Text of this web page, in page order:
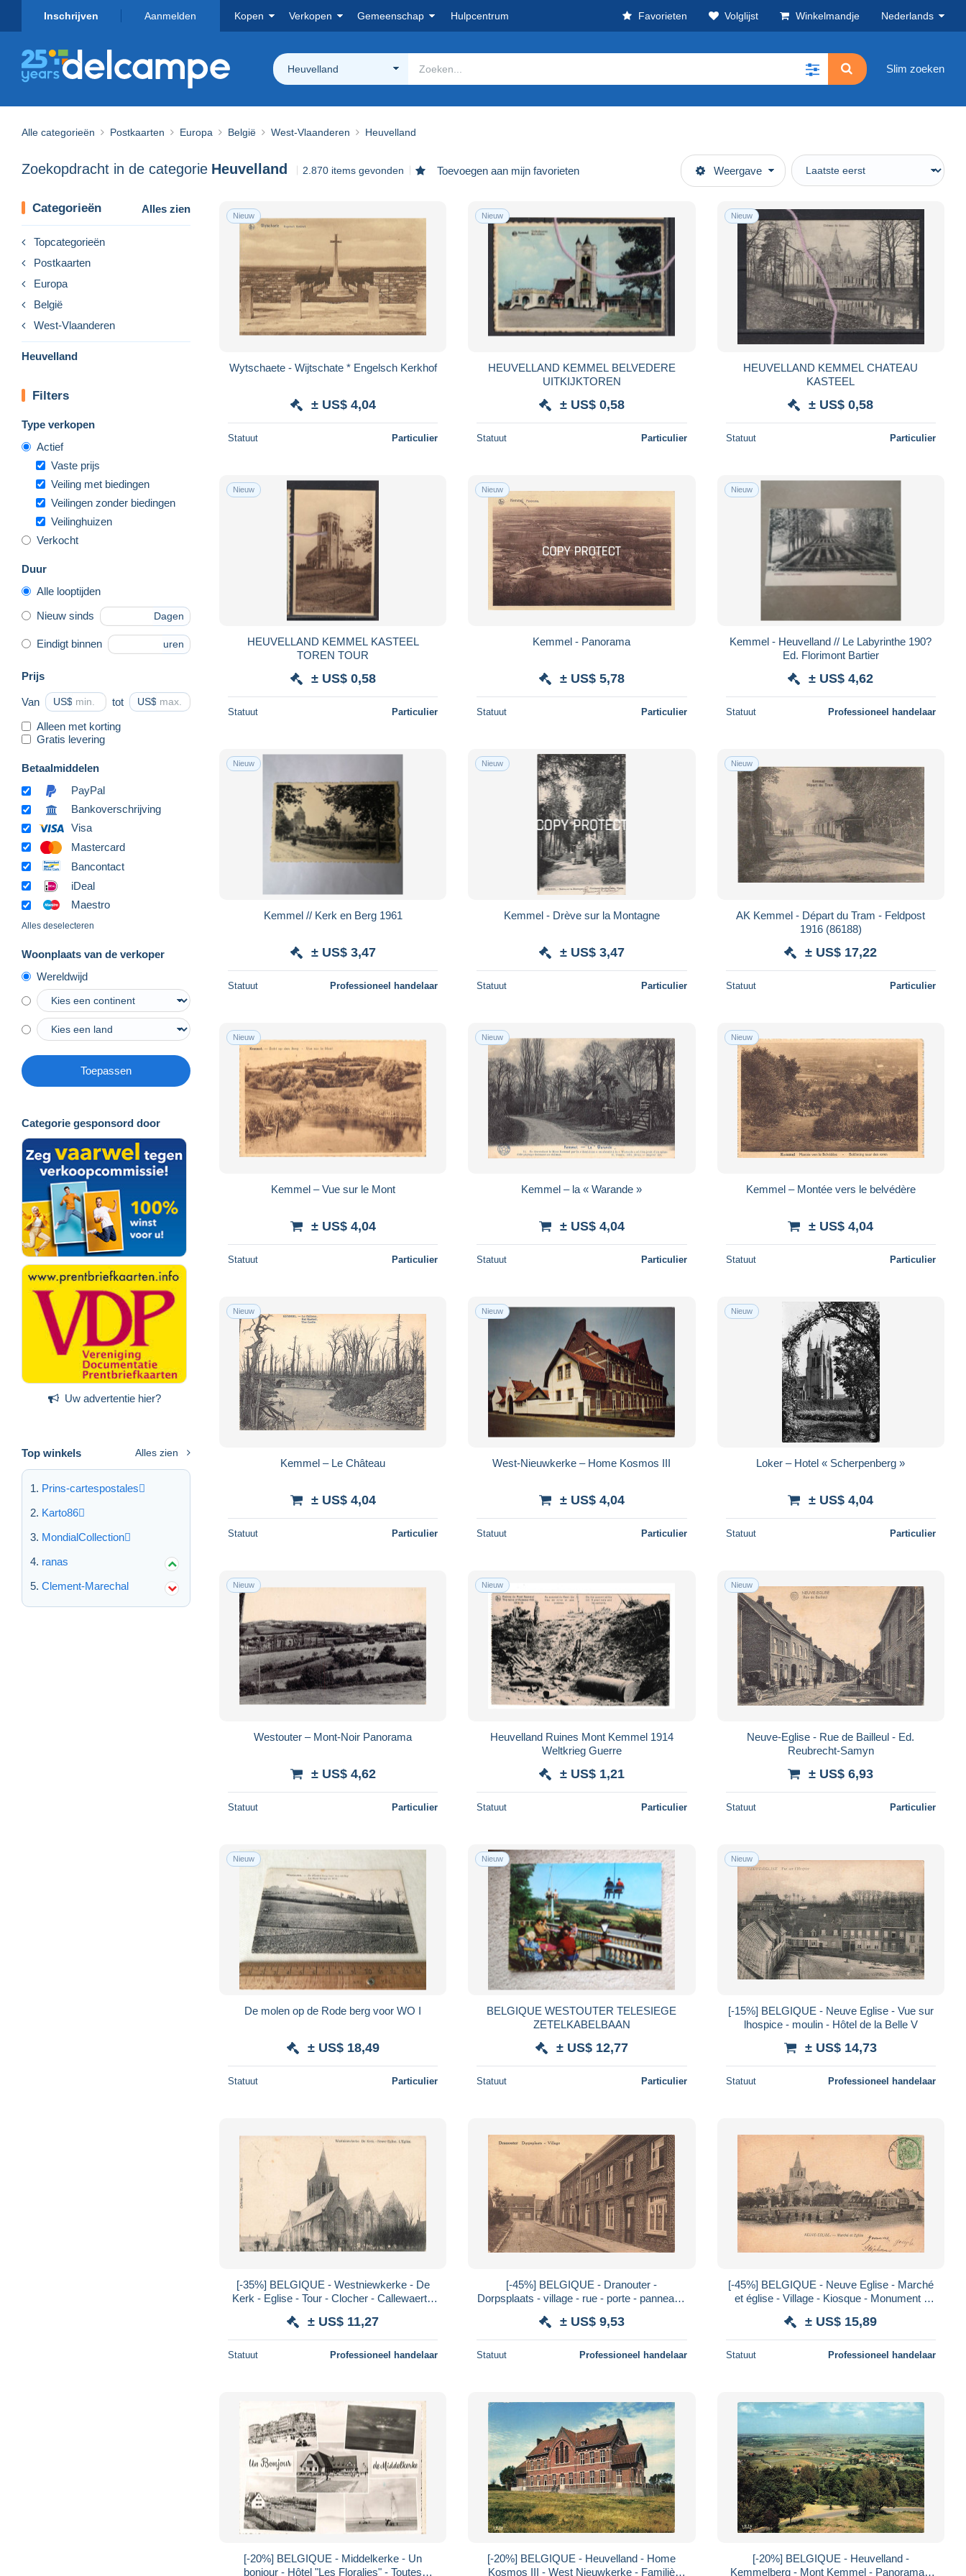
Inschrijven Aanmelden Kopen Verkopen Gemeenschap Hulpcentrum Favorieten Volglijst Winkelmandje Nederlands
Heuvelland Slim zoeken
Alle categorieën Postkaarten Europa België West-Vlaanderen Heuvelland
Zoekopdracht in de categorie Heuvelland 2.870 items gevonden Toevoegen aan mijn favorieten Weergave
Categorieën Alles zien
Topcategorieën
Postkaarten
Europa
België
West-Vlaanderen
Heuvelland
Filters
Type verkopen
Actief
Vaste prijs
Veiling met biedingen
Veilingen zonder biedingen
Veilinghuizen
Verkocht
Duur
Alle looptijden
Nieuw sinds Dagen
Eindigt binnen uren
Prijs
Van US$ tot US$
Alleen met korting
Gratis levering
Betaalmiddelen
PayPal
Bankoverschrijving
Visa
Mastercard
Bancontact
iDeal
Maestro
Alles deselecteren
Woonplaats van de verkoper
Wereldwijd
Toepassen
Categorie gesponsord door
Uw advertentie hier?
Top winkels Alles zien
Prins-cartespostales
Karto86
MondialCollection
ranas
Clement-Marechal
Nieuw
Wytschaete - Wijtschate * Engelsch Kerkhof
± US$ 4,04
Statuut Particulier
Nieuw
HEUVELLAND KEMMEL BELVEDERE
UITKIJKTOREN
± US$ 0,58
Statuut Particulier
Nieuw
HEUVELLAND KEMMEL CHATEAU
KASTEEL
± US$ 0,58
Statuut Particulier
Nieuw
HEUVELLAND KEMMEL KASTEEL
TOREN TOUR
± US$ 0,58
Statuut Particulier
Nieuw
Kemmel - Panorama
± US$ 5,78
Statuut Particulier
Nieuw
Kemmel - Heuvelland // Le Labyrinthe 190?
Ed. Florimont Bartier
± US$ 4,62
Statuut Professioneel handelaar
Nieuw
Kemmel // Kerk en Berg 1961
± US$ 3,47
Statuut Professioneel handelaar
Nieuw
Kemmel - Drève sur la Montagne
± US$ 3,47
Statuut Particulier
Nieuw
AK Kemmel - Départ du Tram - Feldpost
1916 (86188)
± US$ 17,22
Statuut Particulier
Nieuw
Kemmel – Vue sur le Mont
± US$ 4,04
Statuut Particulier
Nieuw
Kemmel – la « Warande »
± US$ 4,04
Statuut Particulier
Nieuw
Kemmel – Montée vers le belvédère
± US$ 4,04
Statuut Particulier
Nieuw
Kemmel – Le Château
± US$ 4,04
Statuut Particulier
Nieuw
West-Nieuwkerke – Home Kosmos III
± US$ 4,04
Statuut Particulier
Nieuw
Loker – Hotel « Scherpenberg »
± US$ 4,04
Statuut Particulier
Nieuw
Westouter – Mont-Noir Panorama
± US$ 4,62
Statuut Particulier
Nieuw
Heuvelland Ruines Mont Kemmel 1914
Weltkrieg Guerre
± US$ 1,21
Statuut Particulier
Nieuw
Neuve-Eglise - Rue de Bailleul - Ed.
Reubrecht-Samyn
± US$ 6,93
Statuut Particulier
Nieuw
De molen op de Rode berg voor WO I
± US$ 18,49
Statuut Particulier
Nieuw
BELGIQUE WESTOUTER TELESIEGE
ZETELKABELBAAN
± US$ 12,77
Statuut Particulier
Nieuw
[-15%] BELGIQUE - Neuve Eglise - Vue sur
lhospice - moulin - Hôtel de la Belle V
± US$ 14,73
Statuut Professioneel handelaar
[-35%] BELGIQUE - Westniewkerke - De
Kerk - Eglise - Tour - Clocher - Callewaert -
± US$ 11,27
Statuut Professioneel handelaar
[-45%] BELGIQUE - Dranouter -
Dorpsplaats - village - rue - porte - panneau -
± US$ 9,53
Statuut Professioneel handelaar
[-45%] BELGIQUE - Neuve Eglise - Marché
et église - Village - Kiosque - Monument -
± US$ 15,89
Statuut Professioneel handelaar
[-20%] BELGIQUE - Middelkerke - Un
bonjour - Hôtel "Les Floralies" - Toutes
[-20%] BELGIQUE - Heuvelland - Home
Kosmos III - West Nieuwkerke - Familiè
[-20%] BELGIQUE - Heuvelland -
Kemmelberg - Mont Kemmel - Panorama -